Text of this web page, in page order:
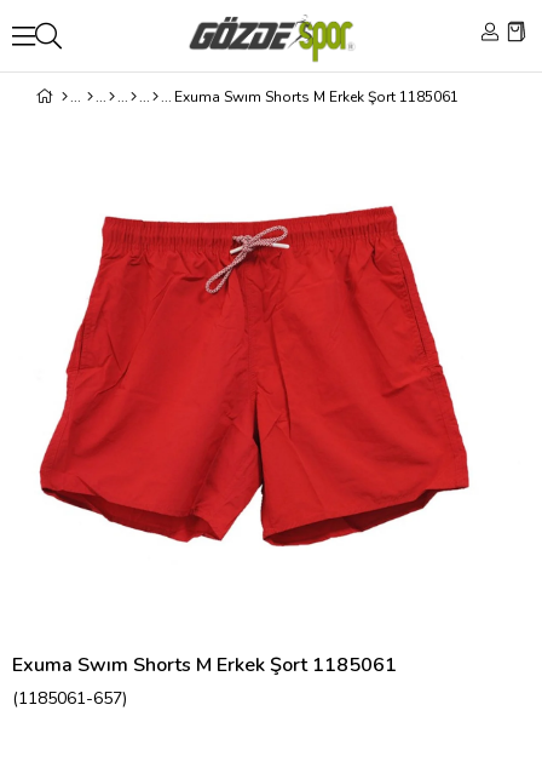
Exuma Swım Shorts M Erkek Şort 1185061
Exuma Swım Shorts M Erkek Şort 1185061
(1185061-657)